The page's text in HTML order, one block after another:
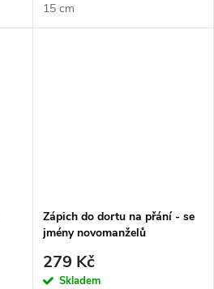
15 cm
Zápich do dortu na přání - se
jmény novomanželů
279 Kč
Skladem